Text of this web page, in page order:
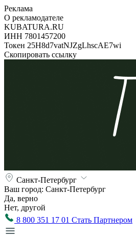
Реклама
О рекламодателе
KUBATURA.RU
ИНН 7801457200
Токен 25H8d7vatNJZgLhscAE7wi
Скопировать ссылку
Санкт-Петербург
Ваш город: Санкт-Петербург
Да, верно
Нет, другой
8 800 351 17 01 Стать Партнером